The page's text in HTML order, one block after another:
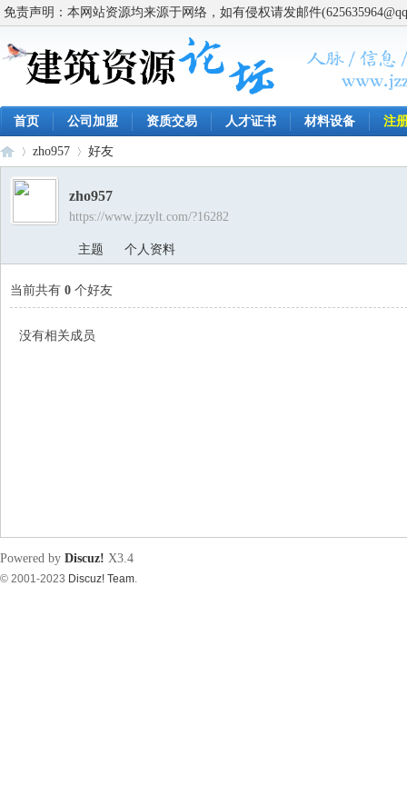
免责声明：本网站资源均来源于网络，如有侵权请发邮件
首页 公司加盟 资质交易 人才证书 材料设备 注
›
zho957 好友
zho957
https://www.jzzylt.com/?16282
主题 个人资料
当前共有 0 个好友
没有相关成员
Powered by Discuz! X3.4
© 2001-2023 Discuz! Team